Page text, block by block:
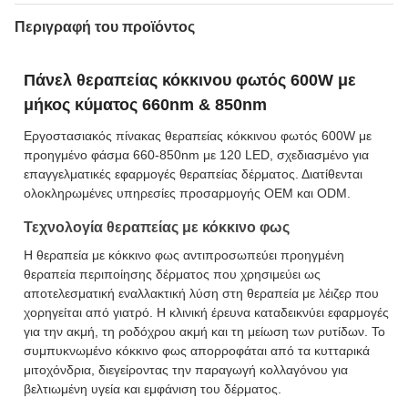
Περιγραφή του προϊόντος
Πάνελ θεραπείας κόκκινου φωτός 600W με
μήκος κύματος 660nm & 850nm
Εργοστασιακός πίνακας θεραπείας κόκκινου φωτός 600W με
προηγμένο φάσμα 660-850nm με 120 LED, σχεδιασμένο για
επαγγελματικές εφαρμογές θεραπείας δέρματος. Διατίθενται
ολοκληρωμένες υπηρεσίες προσαρμογής OEM και ODM.
Τεχνολογία θεραπείας με κόκκινο φως
Η θεραπεία με κόκκινο φως αντιπροσωπεύει προηγμένη
θεραπεία περιποίησης δέρματος που χρησιμεύει ως
αποτελεσματική εναλλακτική λύση στη θεραπεία με λέιζερ που
χορηγείται από γιατρό. Η κλινική έρευνα καταδεικνύει εφαρμογές
για την ακμή, τη ροδόχρου ακμή και τη μείωση των ρυτίδων. Το
συμπυκνωμένο κόκκινο φως απορροφάται από τα κυτταρικά
μιτοχόνδρια, διεγείροντας την παραγωγή κολλαγόνου για
βελτιωμένη υγεία και εμφάνιση του δέρματος.